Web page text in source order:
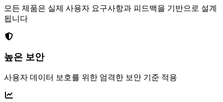
모든 제품은 실제 사용자 요구사항과 피드백을 기반으로 설계
됩니다
높은 보안
사용자 데이터 보호를 위한 엄격한 보안 기준 적용